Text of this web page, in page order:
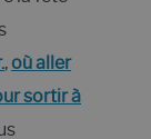
,où aller
sortir à